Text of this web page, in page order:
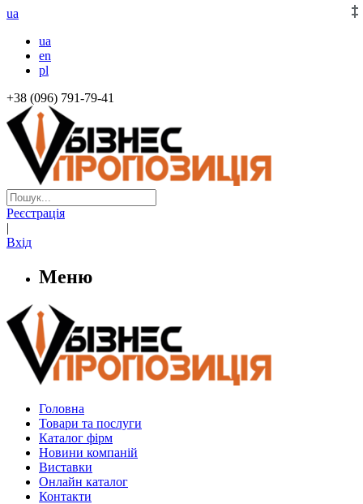
ua
ua
en
pl
+38 (096) 791-79-41
Реєстрація
|
Вхід
Меню
Головна
Товари та послуги
Каталог фірм
Новини компаній
Виставки
Онлайн каталог
Контакти